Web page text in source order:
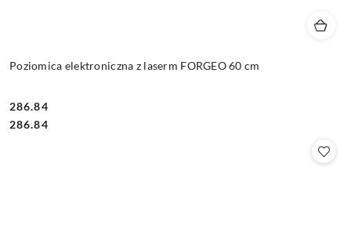
Poziomica elektroniczna z laserm FORGEO 60 cm
Cena:
286.84
Cena:
286.84